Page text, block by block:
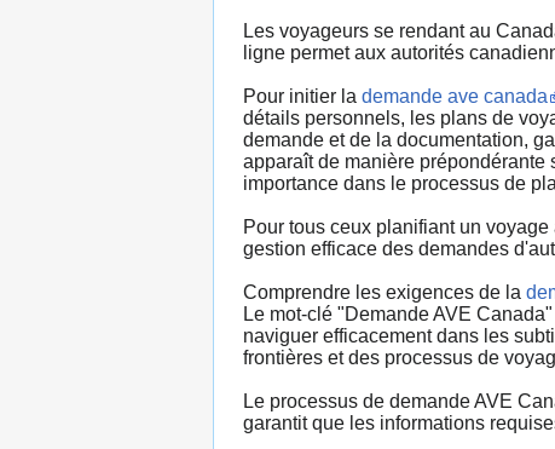
Les voyageurs se rendant au
ligne permet aux autorités
Pour initier la demande ave canada
détails personnels, les plans de
demande et de la documentation,
apparaît de manière
importance dans le processus de
Pour tous ceux planifiant un
gestion efficace des demandes
Comprendre les exigences de la
Le mot-clé "Demande AVE
naviguer efficacement dans les
frontières et des processus de
Le processus de demande AVE
garantit que les informations